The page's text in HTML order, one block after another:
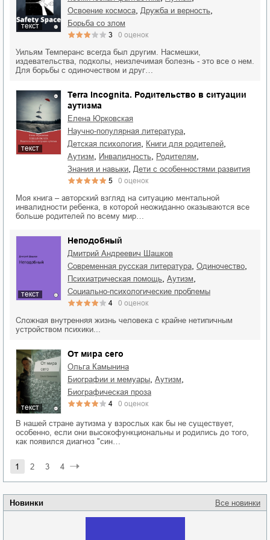
Новинки Все новинки
текст
освоение космоса дружба и верность
борьба со злом
3 0 оценок
Уильям Темперанс всегда был другим. Насмешки,
издевательства, подколы, неизлечимая болезнь - это все о нем.
Для борьбы с одиночеством и друг…
текст
Terra Incognita. Родительство в ситуации
аутизма
Елена Юрковская
научно-популярная литература
детская психология книги для родителей
аутизм инвалидность родителям
знания и навыки дети с особенностями развития
5 0 оценок
Моя книга – авторский взгляд на ситуацию ментальной
инвалидности ребенка, в которой неожиданно оказываются все
больше родителей по всему мир…
текст
Неподобный
Дмитрий Андреевич Шашков
современная русская литература
одиночество
психиатрическая помощь аутизм
социально-психологические проблемы
4 0 оценок
Сложная внутренняя жизнь человека с крайне нетипичным
устройством психики...
текст
От мира сего
Ольга Камынина
биографии и мемуары
аутизм
биографическая проза
4 0 оценок
В нашей стране аутизма у взрослых как бы не существует,
особенно, если они высокофункциональны и родились до того,
как появился диагноз "син…
1 2 3 4